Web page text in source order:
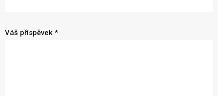
Váš příspěvek *